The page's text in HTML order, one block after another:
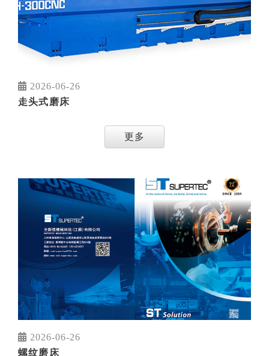
2026-06-26
走头式磨床
更多
2026-06-26
螺纹磨床